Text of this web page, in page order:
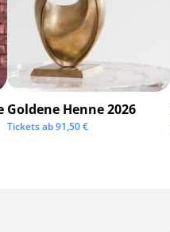
Goldene Henne 2026
Tickets ab91,50€